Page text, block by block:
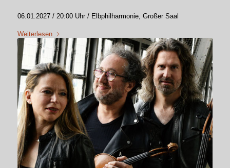
06.01.2027 / 20:00 Uhr / Elbphilharmonie, Großer Saal
Weiterlesen